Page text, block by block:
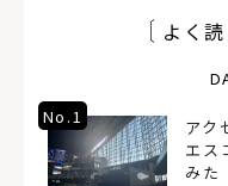
よく
No.1
アク
エス
みた